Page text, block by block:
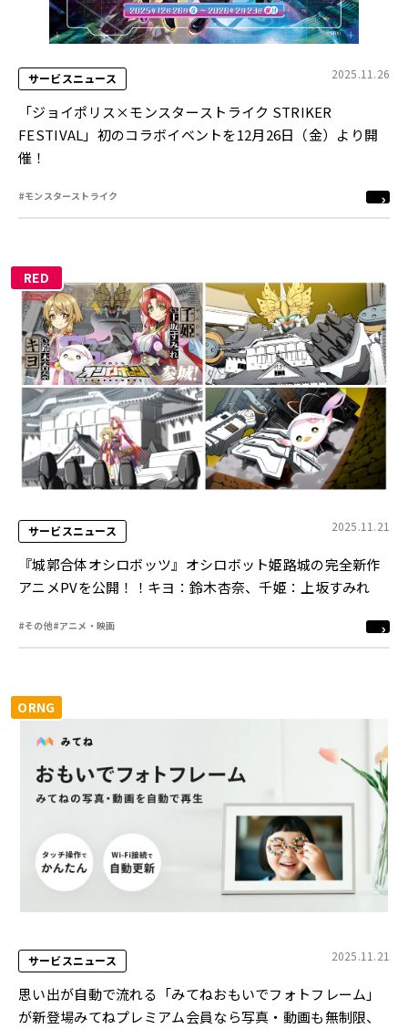
サービスニュース 2025.11.26
「ジョイポリス×モンスターストライク STRIKER
FESTIVAL」初のコラボイベントを12月26日（金）より開
催！
#モンスターストライク
RED
サービスニュース 2025.11.21
『城郭合体オシロボッツ』オシロボット姫路城の完全新作
アニメPVを公開！！キヨ：鈴木杏奈、千姫：上坂すみれ
#その他#アニメ・映画
ORNG
サービスニュース 2025.11.21
思い出が自動で流れる「みてねおもいでフォトフレーム」
が新登場みてねプレミアム会員なら写真・動画も無制限、